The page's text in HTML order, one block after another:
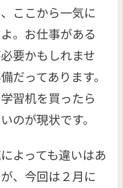
ここから一気に
。お仕事がある
要かもしれませ
だってあります。
習机を買ったら
のが現状です。
よっても違いはあ
、今回は２月に